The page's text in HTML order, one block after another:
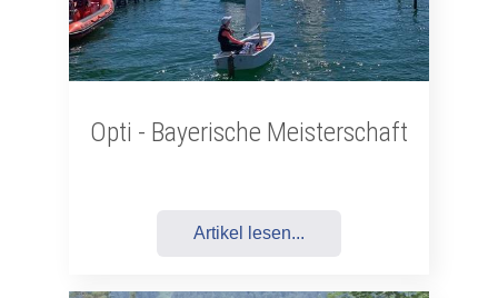
Opti - Bayerische Meisterschaft
Artikel lesen...